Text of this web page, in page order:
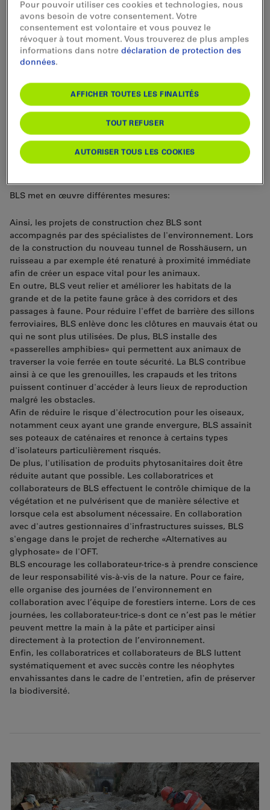
biais de différentes mesures et assure ainsi la
résistance à long terme de son environnement
d’exploitation.
Biodiversité
BLS met en œuvre différentes mesures:
Ainsi, les projets de construction chez BLS sont
accompagnés par des spécialistes de l'environnement. Lors
de la construction du nouveau tunnel de Rosshäusern, un
ruisseau a par exemple été renaturé à proximité immédiate
afin de créer un espace vital pour les animaux.
En outre, BLS veut relier et améliorer les habitats de la
grande et de la petite faune grâce à des corridors et des
passages à faune. Pour réduire l'effet de barrière des sillons
ferroviaires, BLS enlève donc les clôtures en mauvais état ou
qui ne sont plus utilisées. De plus, BLS installe des
«passerelles amphibies» qui permettent aux animaux de
traverser la voie ferrée en toute sécurité. La BLS contribue
ainsi à ce que les grenouilles, les crapauds et les tritons
puissent continuer d'accéder à leurs lieux de reproduction
malgré les obstacles.
Afin de réduire le risque d'électrocution pour les oiseaux,
notamment ceux ayant une grande envergure, BLS assainit
ses poteaux de caténaires et renonce à certains types
d'isolateurs particulièrement risqués.
De plus, l'utilisation de produits phytosanitaires doit être
réduite autant que possible. Les collaboratrices et
collaborateurs de BLS effectuent le contrôle chimique de la
végétation et ne pulvérisent que de manière sélective et
lorsque cela est absolument nécessaire. En collaboration
avec d'autres gestionnaires d'infrastructures suisses, BLS
s'engage dans le projet de recherche «Alternatives au
glyphosate» de l'OFT.
BLS encourage les collaborateur-trice-s à prendre conscience
de leur responsabilité vis-à-vis de la nature. Pour ce faire,
elle organise des journées de l’environnement en
collaboration avec l’équipe de forestiers interne. Lors de ces
journées, les collaborateur-trice-s dont ce n’est pas le métier
peuvent mettre la main à la pâte et participer ainsi
directement à la protection de l’environnement.
Enfin, les collaboratrices et collaborateurs de BLS luttent
systématiquement et avec succès contre les néophytes
envahissantes dans le cadre de l'entretien, afin de préserver
la biodiversité.
Pour pouvoir utiliser ces cookies et technologies, nous
avons besoin de votre consentement. Votre
consentement est volontaire et vous pouvez le
révoquer à tout moment. Vous trouverez de plus amples
informations dans notredéclaration de protection des
données.
AFFICHER TOUTES LES FINALITÉS
TOUT REFUSER
AUTORISER TOUS LES COOKIES